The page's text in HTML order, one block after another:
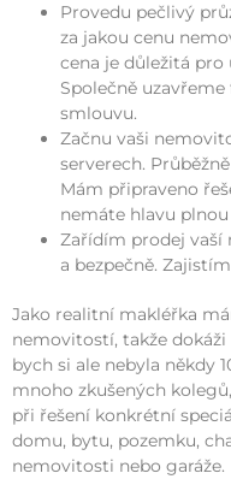
Provedu pečlivý
za jakou cenu
cena je důležitá
Společně
smlouvu.
Začnu vaši
serverech.
Mám připraveno
nemáte hlavu
Zařídím prodej vaší
a bezpečně.
Jako realitní makléřka
nemovitostí, takže
bych si ale nebyla někdy
mnoho zkušených
při řešení konkrétní
domu, bytu, pozemku,
nemovitosti nebo garáže.